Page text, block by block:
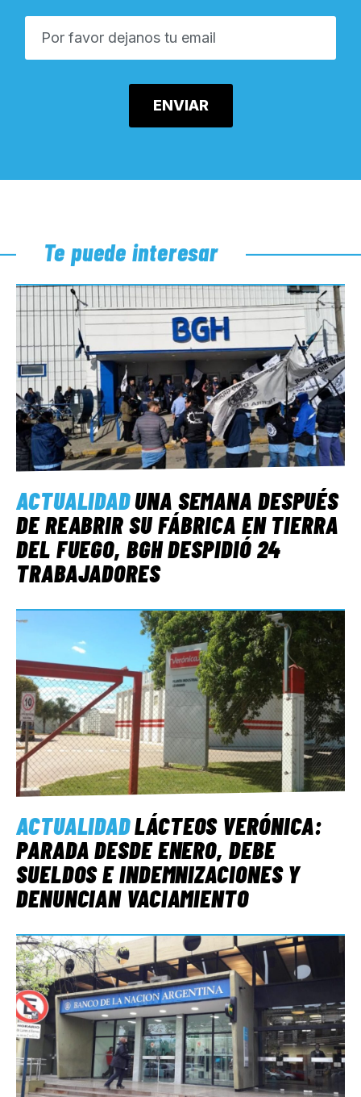
Te puede interesar
ACTUALIDADUNA SEMANA DESPUÉS
DE REABRIR SU FÁBRICA EN TIERRA
DEL FUEGO, BGH DESPIDIÓ 24
TRABAJADORES
ACTUALIDADLÁCTEOS VERÓNICA:
PARADA DESDE ENERO, DEBE
SUELDOS E INDEMNIZACIONES Y
DENUNCIAN VACIAMIENTO